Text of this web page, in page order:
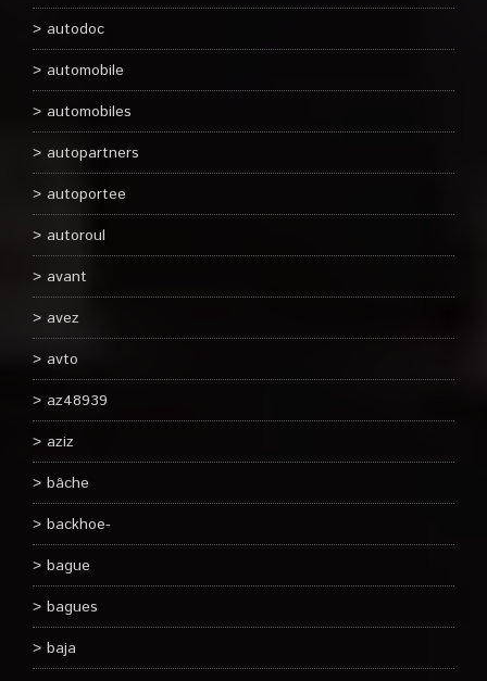
autodoc
automobile
automobiles
autopartners
autoportee
autoroul
avant
avez
avto
az48939
aziz
bâche
backhoe-
bague
bagues
baja